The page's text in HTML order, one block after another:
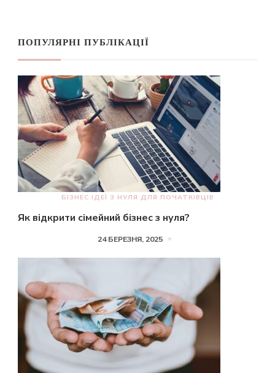
ПОПУЛЯРНІ ПУБЛІКАЦІЇ
БІЗНЕС ІДЕЇ З НУЛЯ ДЛЯ ПОЧАТКІВЦІВ
Як відкрити сімейний бізнес з нуля?
24 БЕРЕЗНЯ, 2025